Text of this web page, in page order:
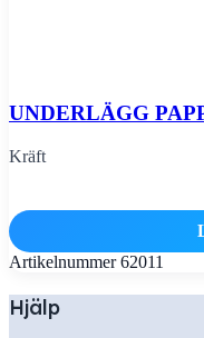
UNDERLÄGG
Kräft
Artikelnummer62011
Hjälp